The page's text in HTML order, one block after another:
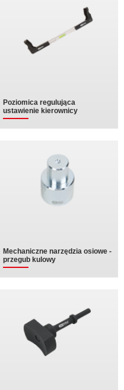
Poziomica regulująca
ustawienie kierownicy
Mechaniczne narzędzia osiowe -
przegub kulowy